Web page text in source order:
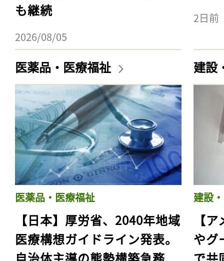
も継続
2026/08/05
2日前
医薬品・医療福祉
医薬品・医療福祉
【日本】厚労省、2040年地域
医療構想ガイドライン発表。
建設
建設
【
やグ